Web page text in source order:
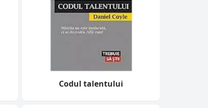
Codul talentului